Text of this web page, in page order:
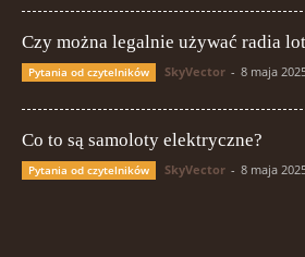
Czy można legalnie używać radia
Pytania od czytelników SkyVector - 8 maja
Co to są samoloty elektryczne?
Pytania od czytelników SkyVector - 8 maja